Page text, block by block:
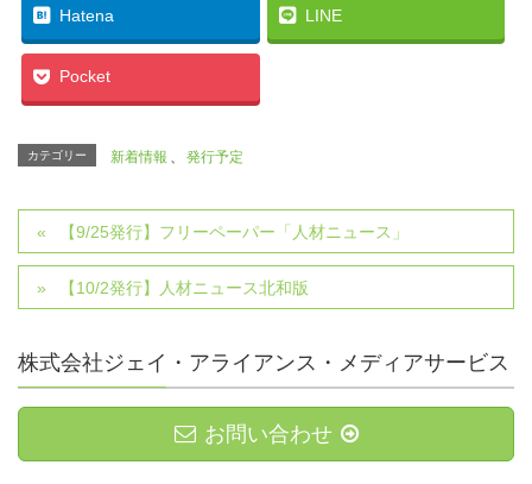
Hatena LINE
Pocket
カテゴリー 新着情報 、 発行予定
【9/25発行】フリーペーパー「人材ニュース」
【10/2発行】人材ニュース北和版
株式会社ジェイ・アライアンス・メディアサービス
お問い合わせ